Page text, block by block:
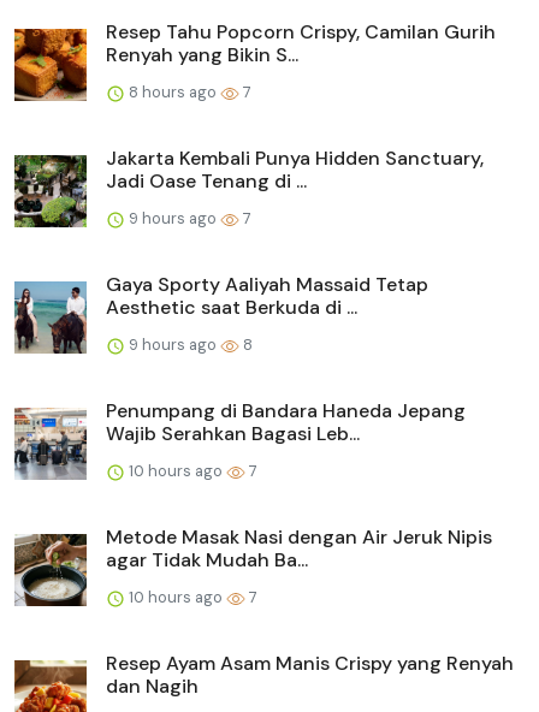
Resep Tahu Popcorn Crispy, Camilan Gurih
Renyah yang Bikin S...
8 hours ago 7
Jakarta Kembali Punya Hidden Sanctuary,
Jadi Oase Tenang di ...
9 hours ago 7
Gaya Sporty Aaliyah Massaid Tetap
Aesthetic saat Berkuda di ...
9 hours ago 8
Penumpang di Bandara Haneda Jepang
Wajib Serahkan Bagasi Leb...
10 hours ago 7
Metode Masak Nasi dengan Air Jeruk Nipis
agar Tidak Mudah Ba...
10 hours ago 7
Resep Ayam Asam Manis Crispy yang Renyah
dan Nagih